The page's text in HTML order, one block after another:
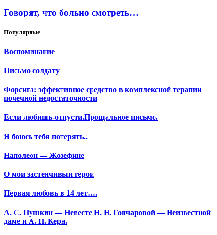
Говорят, что больно смотреть…
Популярные
Воспоминание
Письмо солдату
Форсига: эффективное средство в комплексной терапии
почечной недостаточности
Если любишь-отпусти.Прощальное письмо.
Я боюсь тебя потерять..
Наполеон — Жозефине
О мой застенчивый герой
Первая любовь в 14 лет….
А. С. Пушкин — Невесте Н. Н. Гончаровой — Неизвестной
даме и А. П. Керн.